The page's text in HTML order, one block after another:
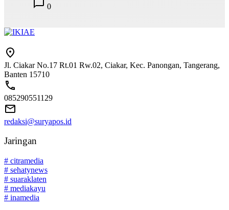
0
Jl. Ciakar No.17 Rt.01 Rw.02, Ciakar, Kec. Panongan, Tangerang,
Banten 15710
085290551129
redaksi@suryapos.id
Jaringan
# citramedia
# sehatynews
# suaraklaten
# mediakayu
# inamedia